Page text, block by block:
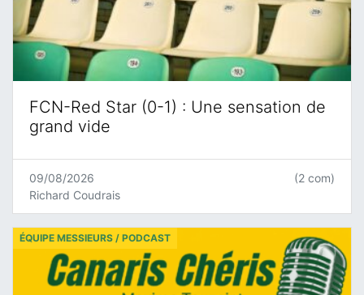
FCN-Red Star (0-1) : Une sensation de
grand vide
09/08/2026
Richard Coudrais
(2 com)
ÉQUIPE MESSIEURS / PODCAST